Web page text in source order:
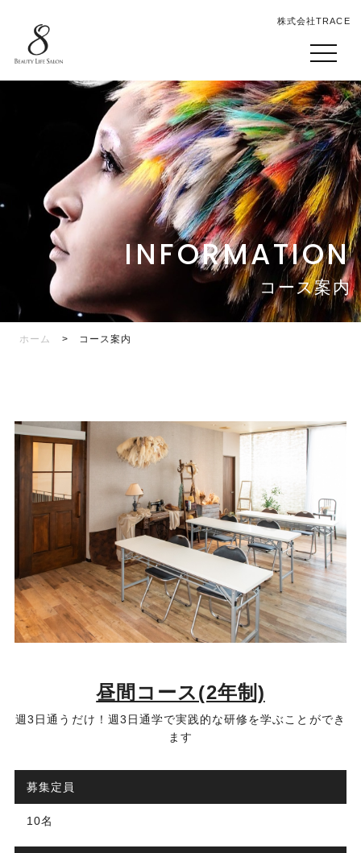
株式会社TRACE
INFORMATION
コース案内
ホーム > コース案内
昼間コース(2年制)
週3日通うだけ！週3日通学で実践的な研修を学ぶことができ
ます
募集定員
10名